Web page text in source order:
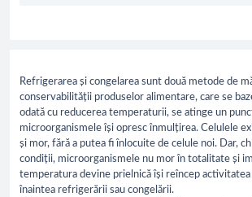
Refrigerarea și congelarea sunt două metode de
conservabilității produselor alimentare, care se
odată cu reducerea temperaturii, se atinge un
microorganismele își opresc înmulțirea. Celulele
și mor, fără a putea fi înlocuite de celule noi. Dar,
condiții, microorganismele nu mor în totalitate și
temperatura devine prielnică își reîncep
înaintea refrigerării sau congelării.